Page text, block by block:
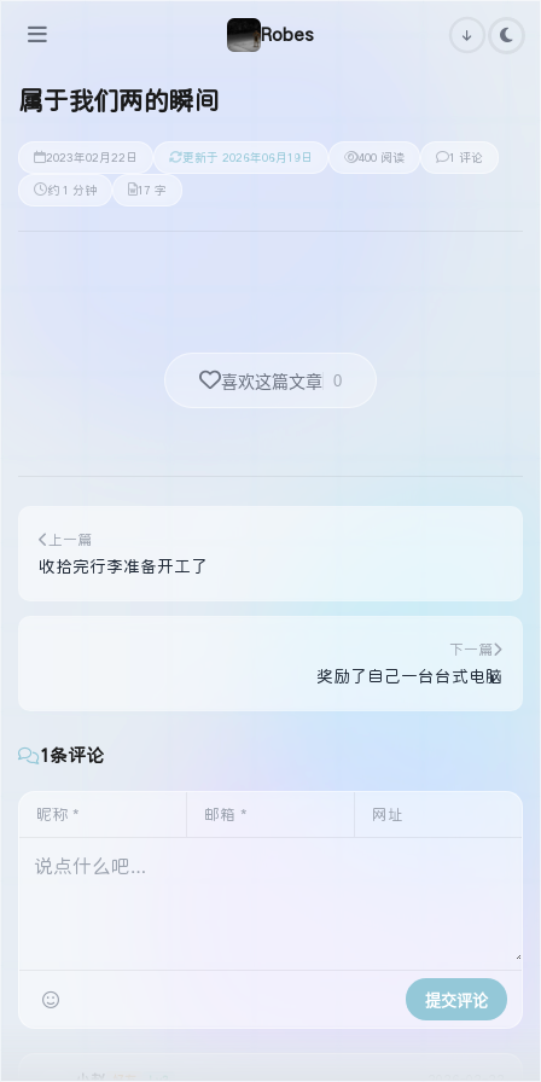
Robes
属于我们两的瞬间
2023年02月22日 更新于 2026年06月19日 400 阅读 1 评论
约 1 分钟 17 字
喜欢这篇文章 0
上一篇
收拾完行李准备开工了
下一篇
奖励了自己一台台式电脑
1条评论
提交评论